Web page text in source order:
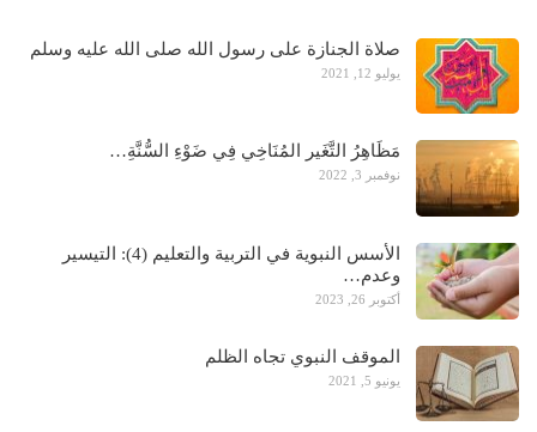
صلاة الجنازة على رسول الله صلى الله عليه وسلم
يوليو 12, 2021
مَظَاهِرُ التَّغَير المُنَاخِي فِي ضَوْءِ السُّنَّةِ…
نوفمبر 3, 2022
الأسس النبوية في التربية والتعليم (4): التيسير
وعدم…
أكتوبر 26, 2023
الموقف النبوي تجاه الظلم
يونيو 5, 2021